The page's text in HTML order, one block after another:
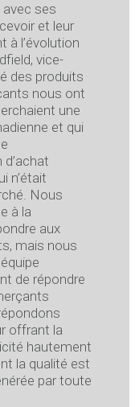
avec ses
et leur
à l’évolution
vice-
des produits
nous ont
une
et qui
n’était
Nous
à la
aux
mais nous
de répondre
offrant la
hautement
la qualité est
par toute